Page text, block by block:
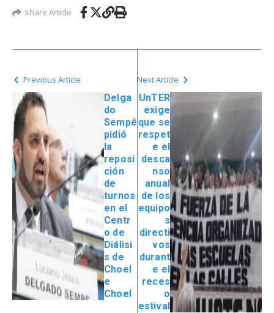
Share Article
Previous Article
Delga
do
Sempé
pidió
la
reposi
ción
de
turnos
en el
Centr
o de
Diálisi
s de
Choel
e
Choel
Next Article
UnTER
exige
que se
respet
e el
desca
nso
anual
de los
equipo
s
directi
vos
durant
e el
reces
o
estival